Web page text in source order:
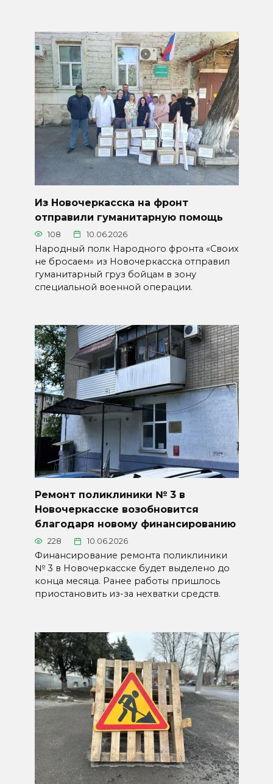
Из Новочеркасска на фронт
отправили гуманитарную помощь
108 10.06.2026
Народный полк Народного фронта «Своих
не бросаем» из Новочеркасска отправил
гуманитарный груз бойцам в зону
специальной военной операции.
Ремонт поликлиники № 3 в
Новочеркасске возобновится
благодаря новому финансированию
228 10.06.2026
Финансирование ремонта поликлиники
№ 3 в Новочеркасске будет выделено до
конца месяца. Ранее работы пришлось
приостановить из-за нехватки средств.